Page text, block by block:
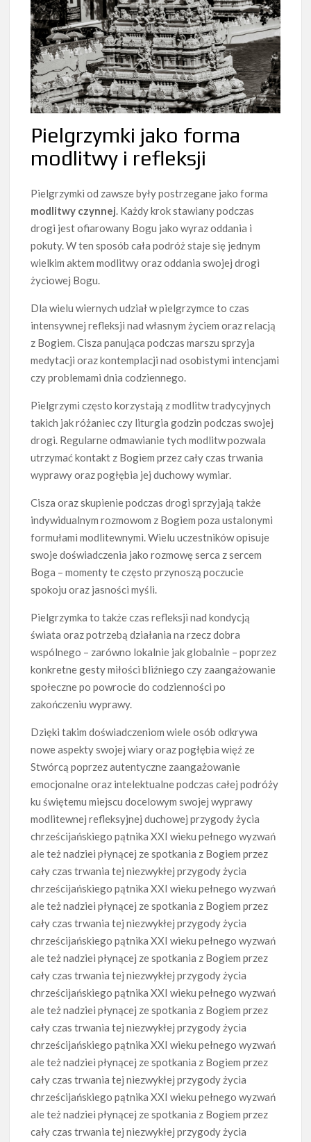
Pielgrzymki jako forma
modlitwy i refleksji
Pielgrzymki od zawsze były postrzegane jako forma
modlitwy czynnej. Każdy krok stawiany podczas
drogi jest ofiarowany Bogu jako wyraz oddania i
pokuty. W ten sposób cała podróż staje się jednym
wielkim aktem modlitwy oraz oddania swojej drogi
życiowej Bogu.
Dla wielu wiernych udział w pielgrzymce to czas
intensywnej refleksji nad własnym życiem oraz relacją
z Bogiem. Cisza panująca podczas marszu sprzyja
medytacji oraz kontemplacji nad osobistymi intencjami
czy problemami dnia codziennego.
Pielgrzymi często korzystają z modlitw tradycyjnych
takich jak różaniec czy liturgia godzin podczas swojej
drogi. Regularne odmawianie tych modlitw pozwala
utrzymać kontakt z Bogiem przez cały czas trwania
wyprawy oraz pogłębia jej duchowy wymiar.
Cisza oraz skupienie podczas drogi sprzyjają także
indywidualnym rozmowom z Bogiem poza ustalonymi
formułami modlitewnymi. Wielu uczestników opisuje
swoje doświadczenia jako rozmowę serca z sercem
Boga – momenty te często przynoszą poczucie
spokoju oraz jasności myśli.
Pielgrzymka to także czas refleksji nad kondycją
świata oraz potrzebą działania na rzecz dobra
wspólnego – zarówno lokalnie jak globalnie – poprzez
konkretne gesty miłości bliźniego czy zaangażowanie
społeczne po powrocie do codzienności po
zakończeniu wyprawy.
Dzięki takim doświadczeniom wiele osób odkrywa
nowe aspekty swojej wiary oraz pogłębia więź ze
Stwórcą poprzez autentyczne zaangażowanie
emocjonalne oraz intelektualne podczas całej podróży
ku świętemu miejscu docelowym swojej wyprawy
modlitewnej refleksyjnej duchowej przygody życia
chrześcijańskiego pątnika XXI wieku pełnego wyzwań
ale też nadziei płynącej ze spotkania z Bogiem przez
cały czas trwania tej niezwykłej przygody życia
chrześcijańskiego pątnika XXI wieku pełnego wyzwań
ale też nadziei płynącej ze spotkania z Bogiem przez
cały czas trwania tej niezwykłej przygody życia
chrześcijańskiego pątnika XXI wieku pełnego wyzwań
ale też nadziei płynącej ze spotkania z Bogiem przez
cały czas trwania tej niezwykłej przygody życia
chrześcijańskiego pątnika XXI wieku pełnego wyzwań
ale też nadziei płynącej ze spotkania z Bogiem przez
cały czas trwania tej niezwykłej przygody życia
chrześcijańskiego pątnika XXI wieku pełnego wyzwań
ale też nadziei płynącej ze spotkania z Bogiem przez
cały czas trwania tej niezwykłej przygody życia
chrześcijańskiego pątnika XXI wieku pełnego wyzwań
ale też nadziei płynącej ze spotkania z Bogiem przez
cały czas trwania tej niezwykłej przygody życia